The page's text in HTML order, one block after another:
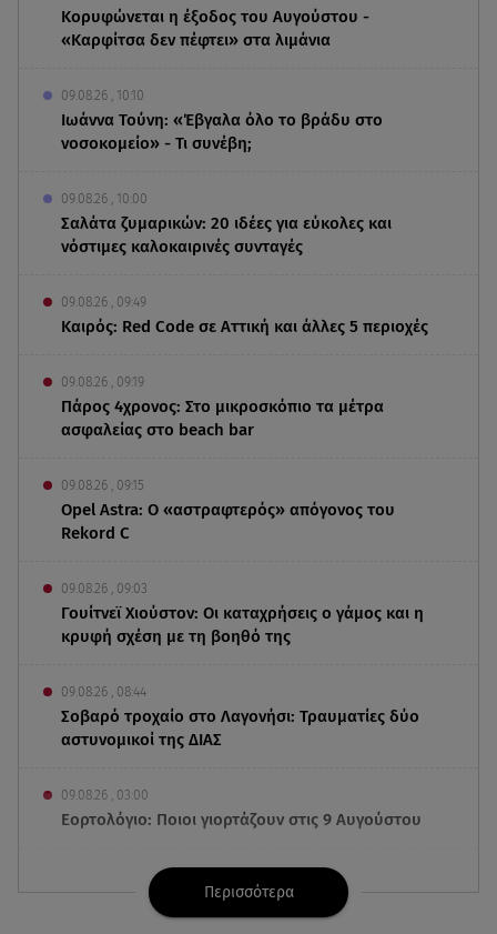
Κορυφώνεται η έξοδος του Αυγούστου -
«Καρφίτσα δεν πέφτει» στα λιμάνια
09.08.26 , 10:10
Ιωάννα Τούνη: «Έβγαλα όλο το βράδυ στο
νοσοκομείο» - Τι συνέβη;
09.08.26 , 10:00
Σαλάτα ζυμαρικών: 20 ιδέες για εύκολες και
νόστιμες καλοκαιρινές συνταγές
09.08.26 , 09:49
Καιρός: Red Code σε Αττική και άλλες 5 περιοχές
09.08.26 , 09:19
Πάρος 4χρονος: Στο μικροσκόπιο τα μέτρα
ασφαλείας στο beach bar
09.08.26 , 09:15
Opel Astra: Ο «αστραφτερός» απόγονος του
Rekord C
09.08.26 , 09:03
Γουίτνεϊ Χιούστον: Οι καταχρήσεις ο γάμος και η
κρυφή σχέση με τη βοηθό της
09.08.26 , 08:44
Σοβαρό τροχαίο στο Λαγονήσι: Τραυματίες δύο
αστυνομικοί της ΔΙΑΣ
09.08.26 , 03:00
Εορτολόγιο: Ποιοι γιορτάζουν στις 9 Αυγούστου
Αττική: Μπαράζ διαρρήξεων – Λεία 70.000 ευρώ
από μεζονέτα
Περισσότερα